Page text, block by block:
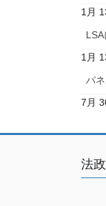
1月
1月
パ
7月
法